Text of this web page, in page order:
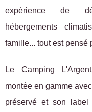
expérience de
hébergements
famille... tout est pensé
Le Camping
montée en gamme
préservé et son